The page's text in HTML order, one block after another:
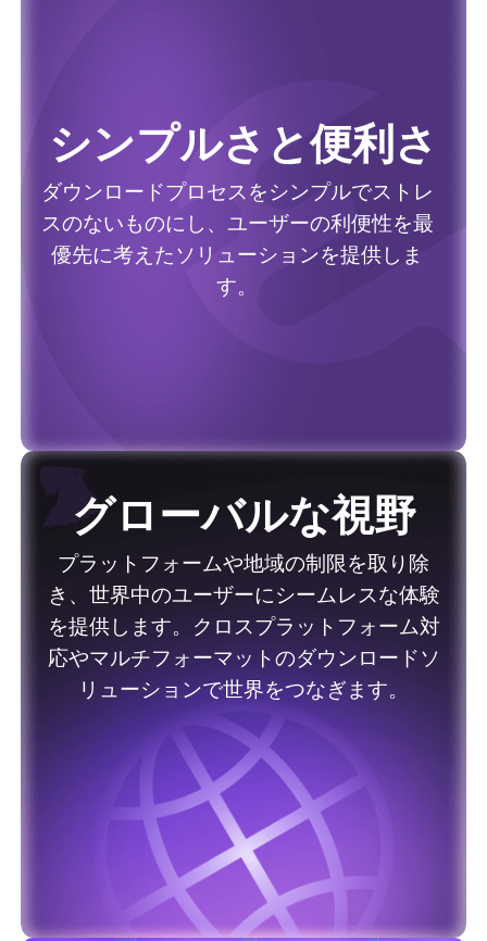
シンプルさと便利さ
ダウンロードプロセスをシンプルでストレ
スのないものにし、ユーザーの利便性を最
優先に考えたソリューションを提供しま
す。
グローバルな視野
プラットフォームや地域の制限を取り除
き、世界中のユーザーにシームレスな体験
を提供します。クロスプラットフォーム対
応やマルチフォーマットのダウンロードソ
リューションで世界をつなぎます。